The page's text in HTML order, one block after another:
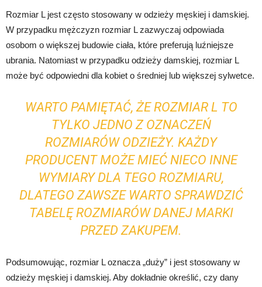
Rozmiar L jest często stosowany w odzieży męskiej i damskiej.
W przypadku mężczyzn rozmiar L zazwyczaj odpowiada
osobom o większej budowie ciała, które preferują luźniejsze
ubrania. Natomiast w przypadku odzieży damskiej, rozmiar L
może być odpowiedni dla kobiet o średniej lub większej sylwetce.
WARTO PAMIĘTAĆ, ŻE ROZMIAR L TO
TYLKO JEDNO Z OZNACZEŃ
ROZMIARÓW ODZIEŻY. KAŻDY
PRODUCENT MOŻE MIEĆ NIECO INNE
WYMIARY DLA TEGO ROZMIARU,
DLATEGO ZAWSZE WARTO SPRAWDZIĆ
TABELĘ ROZMIARÓW DANEJ MARKI
PRZED ZAKUPEM.
Podsumowując, rozmiar L oznacza „duży” i jest stosowany w
odzieży męskiej i damskiej. Aby dokładnie określić, czy dany